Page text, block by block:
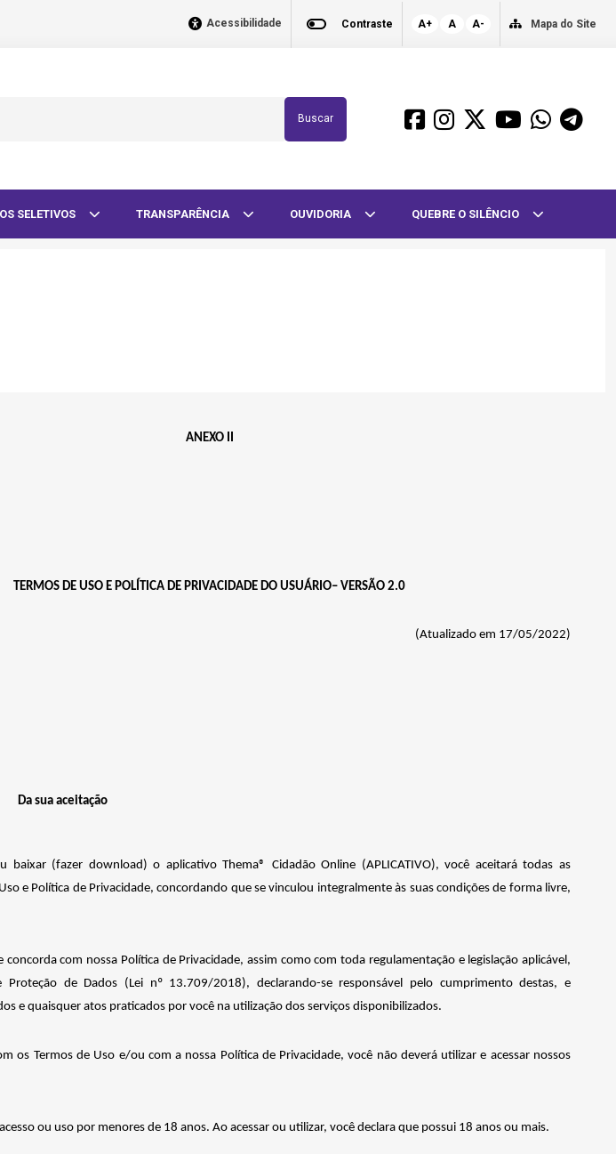
Acessibilidade Contraste A+ A A- Mapa do Site
Buscar
SELETIVOS TRANSPARÊNCIA OUVIDORIA QUEBRE O SILÊNCIO
ANEXO II
TERMOS DE USO E POLÍTICA DE PRIVACIDADE DO USUÁRIO– VERSÃO 2.0
(Atualizado em 17/05/2022)
Da sua aceitação
baixar (fazer download) o aplicativo Thema® Cidadão Online (APLICATIVO), você aceitará todas as
e Política de Privacidade, concordando que se vinculou integralmente às suas condições de forma livre,
concorda com nossa Política de Privacidade, assim como com toda regulamentação e legislação aplicável,
Proteção de Dados (Lei nº 13.709/2018), declarando-se responsável pelo cumprimento destas, e
e quaisquer atos praticados por você na utilização dos serviços disponibilizados.
os Termos de Uso e/ou com a nossa Política de Privacidade, você não deverá utilizar e acessar nossos
ou uso por menores de 18 anos. Ao acessar ou utilizar, você declara que possui 18 anos ou mais.